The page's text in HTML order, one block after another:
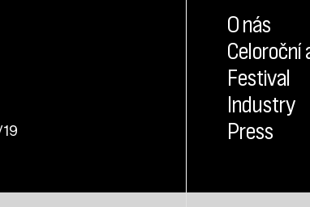
O nás
Celoroční
Festival
Industry
Press